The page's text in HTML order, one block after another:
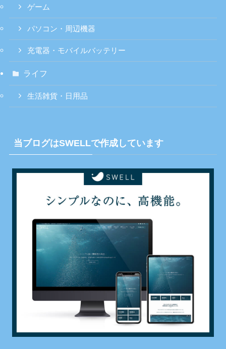
ゲーム
パソコン・周辺機器
充電器・モバイルバッテリー
ライフ
生活雑貨・日用品
当ブログはSWELLで作成しています